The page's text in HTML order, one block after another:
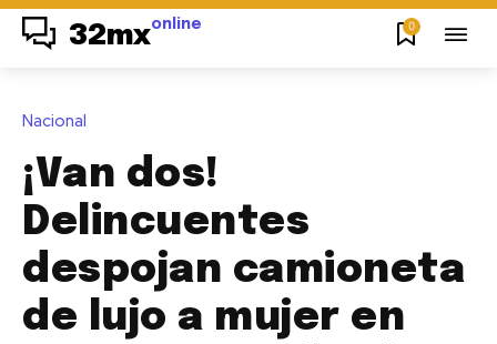
32mxonline 0
Nacional
¡Van dos!
Delincuentes
despojan camioneta
de lujo a mujer en